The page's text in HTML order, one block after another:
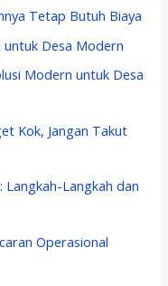
Tetap Butuh Biaya
untuk Desa Modern
Modern untuk Desa
Kok, Jangan Takut
Langkah dan
Operasional